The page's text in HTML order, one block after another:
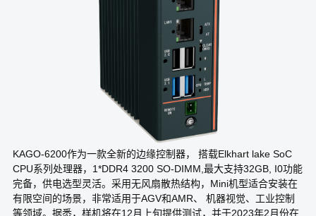
KAGO-6200作为一款全新的边缘控制器， 搭载Elkhart lake SoC
CPU系列处理器，1*DDR4 3200 SO-DIMM,最大支持32GB, I0功能
完备，供电选型灵活。采用无风扇散热结构，Mini机型适合安装在
有限空间的场景，非常适用于AGV和AMR、 机器视觉、工业控制
等领域。据悉，样机将在12月上旬提供测试，并于2023年2月份在